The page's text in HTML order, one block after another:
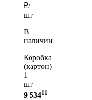
₽/
шт
В
наличии
Коробка
(картон)
1
шт —
9 53411